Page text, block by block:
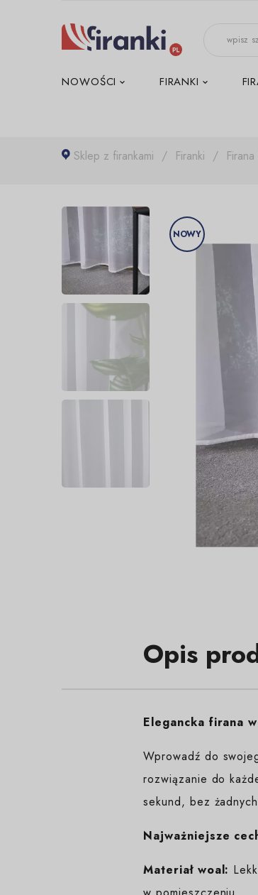
NOWOŚCI FIRANKI
Sklep z firankami Firanki
NOWY
Opis
Elegancka firana
Wprowadź do
rozwiązanie do
sekund, bez
Najważniejsze
Materiał woal: